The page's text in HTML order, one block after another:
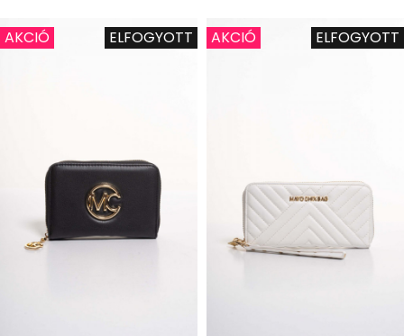
AKCIÓ ELFOGYOTT AKCIÓ ELFOGYOTT